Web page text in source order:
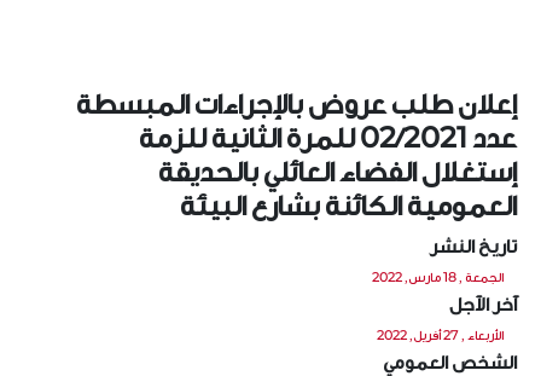
إعلان طلب عروض بالإجراءات المبسطة
عدد 02/2021 للمرة الثانية للزمة
إستغلال الفضاء العائلي بالحديقة
العمومية الكائنة بشارع البيئة
تاريخ النشر
الجمعة , 18 مارس, 2022
آخر الآجل
الأربعاء , 27 أفريل, 2022
الشخص العمومي